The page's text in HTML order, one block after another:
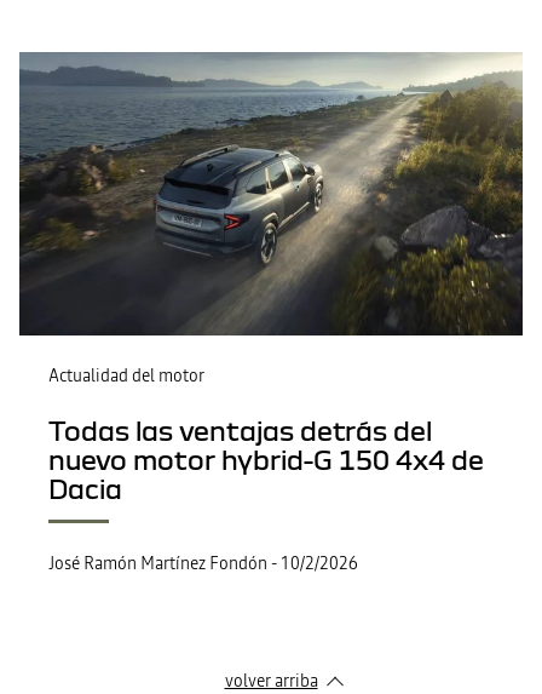
Actualidad del motor
Todas las ventajas detrás del
nuevo motor hybrid-G 150 4x4 de
Dacia
José Ramón Martínez Fondón - 10/2/2026
volver arriba